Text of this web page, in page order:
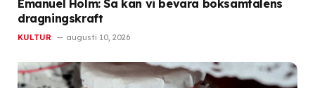
Emanuel Holm: Så kan vi bevara boksamtalens
dragningskraft
KULTUR augusti 10, 2026